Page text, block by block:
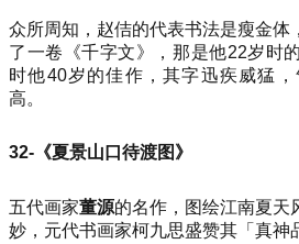
众所周知，赵佶的代表书法是瘦金体
了一卷《千字文》，那是他22岁时
时他40岁的佳作，其字迅疾威猛
高。
32-《夏景山口待渡图》
五代画家董源的名作，图绘江南夏天
妙，元代书画家柯九思盛赞其「真神